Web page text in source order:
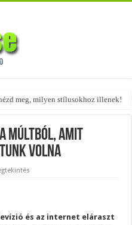
meg, milyen stílusokhoz illenek!
fel az 5 legjobb fazont!
múltból, amit
volna
és az internet eláraszt